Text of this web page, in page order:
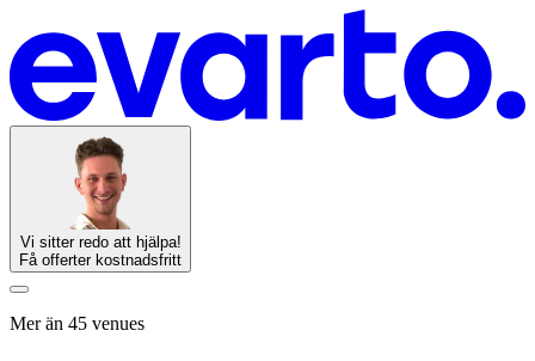
Vi sitter redo att hjälpa!
Få offerter kostnadsfritt
Mer än 45 venues